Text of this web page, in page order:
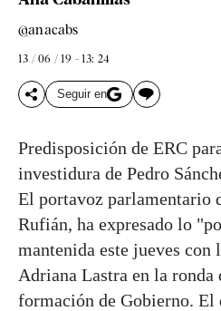
@anacabs
13 / 06 / 19 - 13: 24
Seguir en
Predisposición de ERC
investidura de Pedro
El portavoz parlamentario
Rufián, ha expresado lo
mantenida este jueves
Adriana Lastra en la ronda
formación de Gobierno. El